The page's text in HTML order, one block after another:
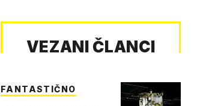
VEZANI ČLANCI
FANTASTIČNO